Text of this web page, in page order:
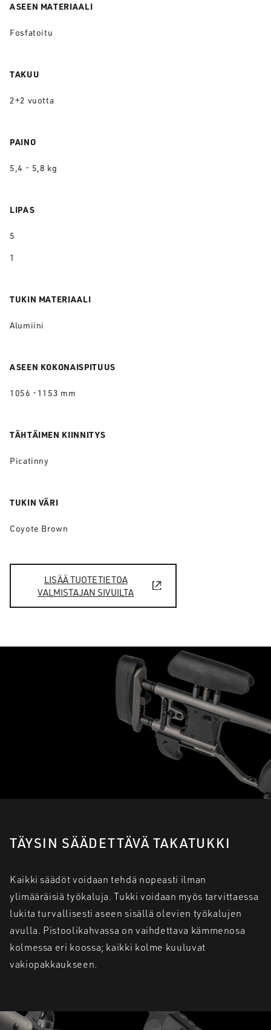
ASEEN MATERIAALI
Fosfatoitu
TAKUU
2+2 vuotta
PAINO
5,4 - 5,8 kg
LIPAS
5
1
TUKIN MATERIAALI
Alumiini
ASEEN KOKONAISPITUUS
1056 -1153 mm
TÄHTÄIMEN KIINNITYS
Picatinny
TUKIN VÄRI
Coyote Brown
LISÄÄ TUOTETIETOA
VALMISTAJAN SIVUILTA
TÄYSIN SÄÄDETTÄVÄ TAKATUKKI
Kaikki säädöt voidaan tehdä nopeasti ilman
ylimääräisiä työkaluja. Tukki voidaan myös tarvittaessa
lukita turvallisesti aseen sisällä olevien työkalujen
avulla. Pistoolikahvassa on vaihdettava kämmenosa
kolmessa eri koossa; kaikki kolme kuuluvat
vakiopakkaukseen.